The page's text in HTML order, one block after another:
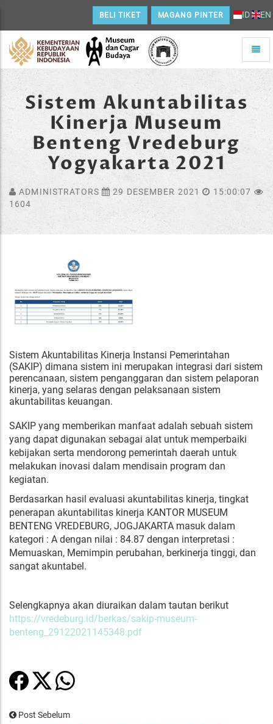
BELI TIKET MAGANG PINTER ID EN
Home
Toggle
Sistem Akuntabilitas
Kinerja Museum
Benteng Vredeburg
Yogyakarta 2021
ADMINISTRATORS 29 DESEMBER 2021
15:00:07
1604
Sistem Akuntabilitas Kinerja Instansi Pemerintahan
(SAKIP) dimana sistem ini merupakan integrasi dari sistem
perencanaan, sistem penganggaran dan sistem pelaporan
kinerja, yang selaras dengan pelaksanaan sistem
akuntabilitas keuangan.
SAKIP yang memberikan manfaat adalah sebuah sistem
yang dapat digunakan sebagai alat untuk memperbaiki
kebijakan serta mendorong pemerintah daerah untuk
melakukan inovasi dalam mendisain program dan
kegiatan.
Berdasarkan hasil evaluasi akuntabilitas kinerja, tingkat
penerapan akuntabilitas kinerja KANTOR MUSEUM
BENTENG VREDEBURG, JOGJAKARTA masuk dalam
kategori : A dengan nilai : 84.87 dengan interpretasi :
Memuaskan, Memimpin perubahan, berkinerja tinggi, dan
sangat akuntabel.
Selengkapnya akan diuraikan dalam tautan berikut
https://vredeburg.id/berkas/sakip-museum-
benteng_29122021145348.pdf
Post Sebelum